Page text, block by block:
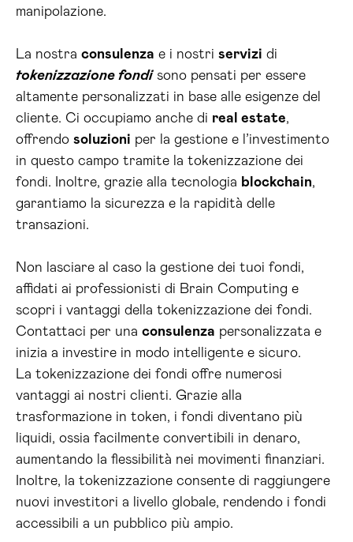
manipolazione.
La nostra consulenza e i nostri servizi di
tokenizzazione fondisono pensati per essere
altamente personalizzati in base alle esigenze del
cliente. Ci occupiamo anche di real estate,
offrendo soluzioni per la gestione e l’investimento
in questo campo tramite la tokenizzazione dei
fondi. Inoltre, grazie alla tecnologia blockchain,
garantiamo la sicurezza e la rapidità delle
transazioni.
Non lasciare al caso la gestione dei tuoi fondi,
affidati ai professionisti di Brain Computing e
scopri i vantaggi della tokenizzazione dei fondi.
Contattaci per una consulenza personalizzata e
inizia a investire in modo intelligente e sicuro.
La tokenizzazione dei fondi offre numerosi
vantaggi ai nostri clienti. Grazie alla
trasformazione in token, i fondi diventano più
liquidi, ossia facilmente convertibili in denaro,
aumentando la flessibilità nei movimenti finanziari.
Inoltre, la tokenizzazione consente di raggiungere
nuovi investitori a livello globale, rendendo i fondi
accessibili a un pubblico più ampio.